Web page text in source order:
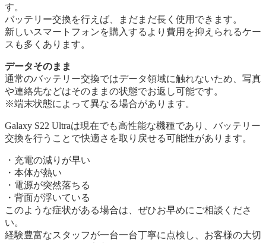
す。
バッテリー交換を行えば、まだまだ長く使用できます。
新しいスマートフォンを購入するより費用を抑えられるケー
スも多くあります。
データそのまま
通常のバッテリー交換ではデータ領域に触れないため、写真
や連絡先などはそのままの状態でお返し可能です。
※端末状態によって異なる場合があります。
Galaxy S22 Ultraは現在でも高性能な機種であり、バッテリー
交換を行うことで快適さを取り戻せる可能性があります。
・充電の減りが早い
・本体が熱い
・電源が突然落ちる
・背面が浮いている
このような症状がある場合は、ぜひお早めにご相談くださ
い。
経験豊富なスタッフが一台一台丁寧に点検し、お客様の大切